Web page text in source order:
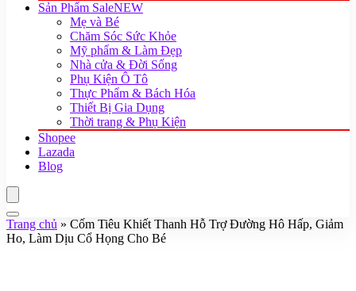
Sản Phẩm SaleNEW
Mẹ và Bé
Chăm Sóc Sức Khỏe
Mỹ phẩm & Làm Đẹp
Nhà cửa & Đời Sống
Phụ Kiện Ô Tô
Thực Phẩm & Bách Hóa
Thiết Bị Gia Dụng
Thời trang & Phụ Kiện
Shopee
Lazada
Blog
Trang chủ » Cốm Tiêu Khiết Thanh Hỗ Trợ Đường Hô Hấp, Giảm
Ho, Làm Dịu Cổ Họng Cho Bé